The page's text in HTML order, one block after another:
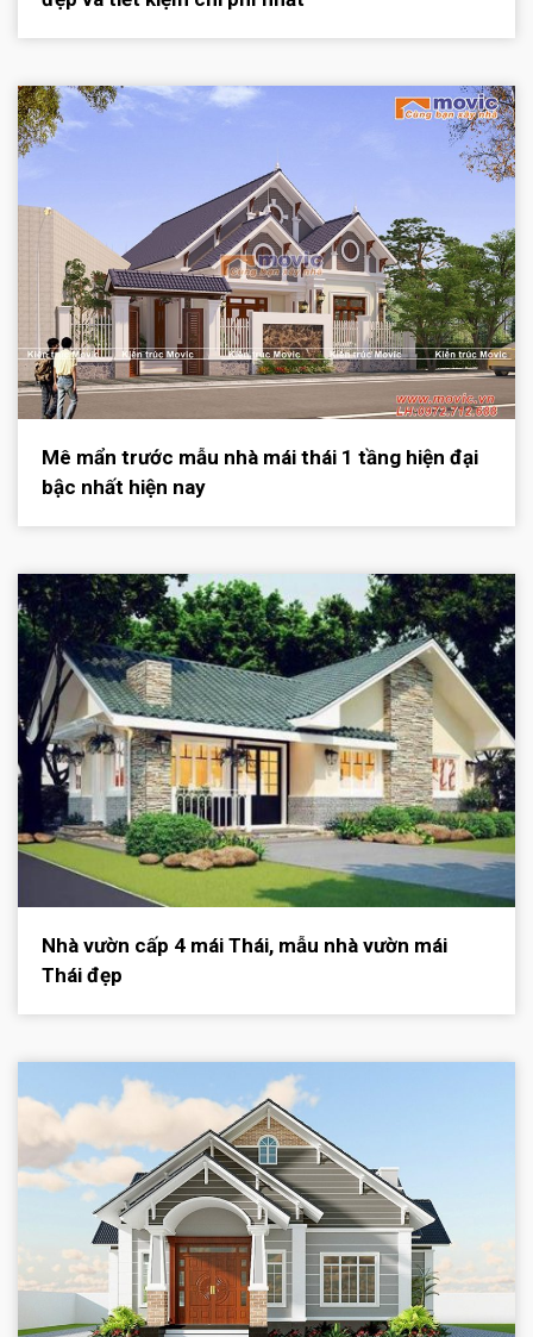
Mê mẩn trước mẫu nhà mái thái 1 tầng hiện đại
bậc nhất hiện nay
Nhà vườn cấp 4 mái Thái, mẫu nhà vườn mái
Thái đẹp